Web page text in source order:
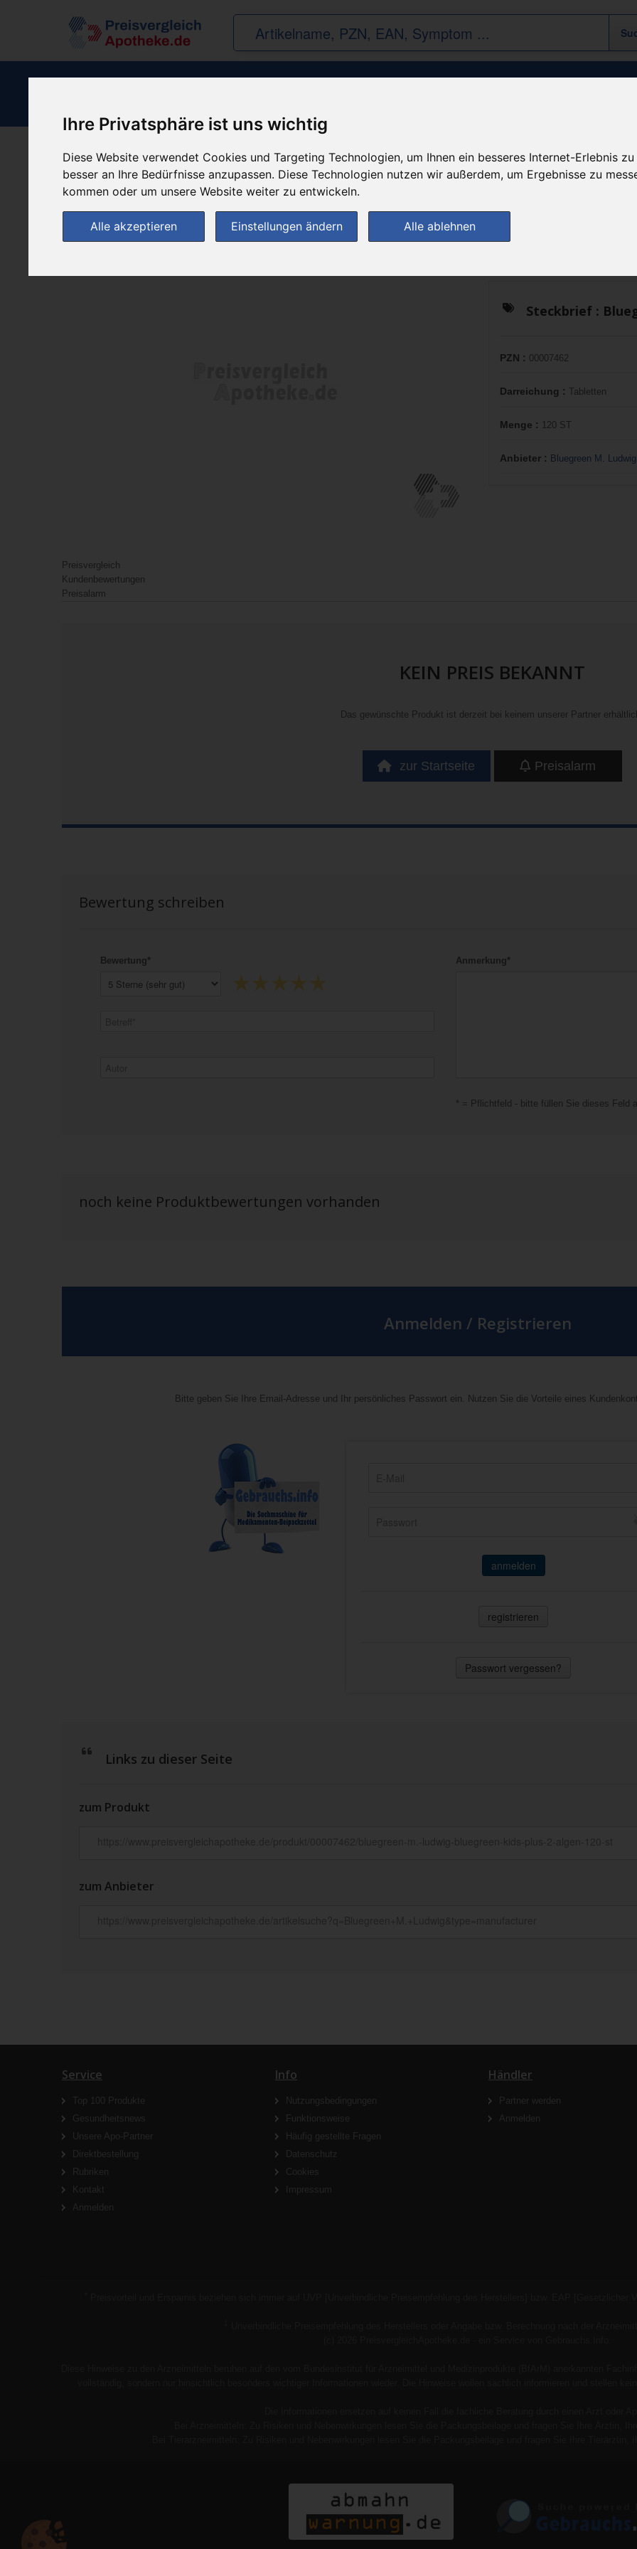
Ihre Privatsphäre ist uns wichtig
Diese Website verwendet Cookies und Targeting Technologien, um Ihnen ein besseres Internet-Erlebnis
besser an Ihre Bedürfnisse anzupassen. Diese Technologien nutzen wir außerdem, um Ergebnisse zu
kommen oder um unsere Website weiter zu entwickeln.
Alle akzeptieren Einstellungen ändern Alle ablehnen
Produkt empfehlen
Steckbrief :
PZN : 00007462
Darreichung : Tabletten
Menge : 120 ST
Anbieter : Bluegreen M. Ludwig
Preisvergleich
Kundenbewertungen
Preisalarm
KEIN PREIS BEKANNT
Das gewünschte Produkt ist derzeit bei keinem unserer Partner
zur Startseite Preisalarm
Bewertung schreiben
Bewertung* Anmerkung*
* = Pflichtfeld - bitte füllen Sie dieses Feld
noch keine Produktbewertungen vorhanden
Anmelden / Registrieren
Bitte geben Sie Ihre Email-Adresse und Ihr persönliches Passwort ein. Nutzen Sie die Vorteile eines
anmelden
registrieren
Passwort vergessen?
Links zu dieser Seite
zum Produkt
zum Anbieter
Service
Top 100 Produkte
Gesundheitsnews
Unsere Apo-Partner
Direktbestellung
Rubriken
Kontakt
Anmelden
Info
Nutzungsbedingungen
Funktionsweise
Häufig gestellte Fragen
Datenschutz
Cookies
Impressum
Händler
Partner werden
Anmelden